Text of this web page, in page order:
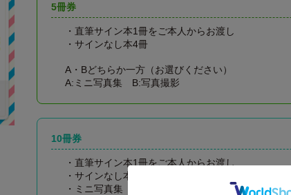
5冊券
・直筆サイン本1冊をご本人からお渡し
・サインなし本4冊
A・Bどちらか一方（お選びください）
A:ミニ写真集 B:写真撮影
10冊券
・直筆サイン本1冊をご本人からお渡し
・サインなし本9冊
・ミニ写真集